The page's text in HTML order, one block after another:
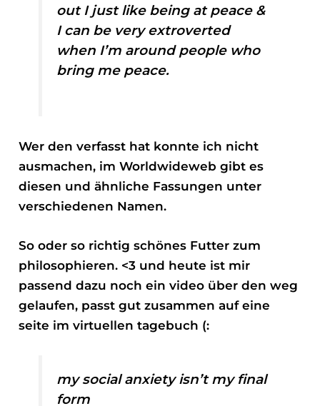
out I just like being at peace &
I can be very extroverted
when I’m around people who
bring me peace.
Wer den verfasst hat konnte ich nicht
ausmachen, im Worldwideweb gibt es
diesen und ähnliche Fassungen unter
verschiedenen Namen.
So oder so richtig schönes Futter zum
philosophieren. <3 und heute ist mir
passend dazu noch ein video über den weg
gelaufen, passt gut zusammen auf eine
seite im virtuellen tagebuch (:
my social anxiety isn’t my final
form